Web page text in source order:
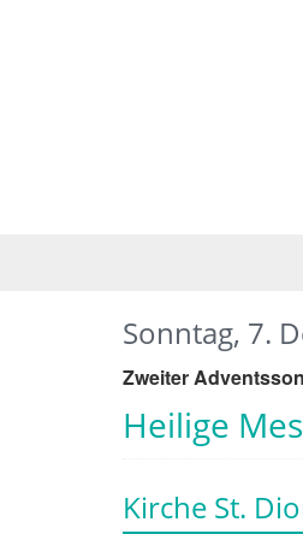
Heilige
Sonntag, 7.
Zweiter
Kirche St.